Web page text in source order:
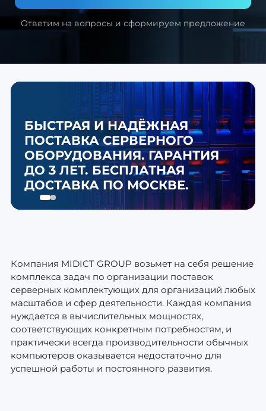
Ответим на вопросы и сформируем предложение
БЫСТРАЯ И НАДЁЖНАЯ
ПОСТАВКА СЕРВЕРНОГО
ОБОРУДОВАНИЯ. ГАРАНТИЯ
ДО 3 ЛЕТ. БЕСПЛАТНАЯ
ДОСТАВКА ПО МОСКВЕ.
Компания MIDICT GROUP возьмет на себя решение
комплекса задач по организации поставок
серверных комплектующих для организаций любых
масштабов и сфер деятельности. Каждая компания
нуждается в вычислительных мощностях,
соответствующих конкретным потребностям, и
практически всегда производительности обычных
компьютеров оказывается недостаточно для
успешной работы и постоянного развития.